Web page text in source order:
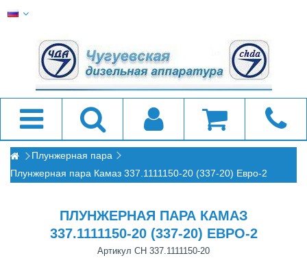
Плунжерная пара
Плунжерная пара Камаз 337.1111150-20 (337-20) Евро-2
ПЛУНЖЕРНАЯ ПАРА КАМАЗ
337.1111150-20 (337-20) ЕВРО-2
Артикул CH 337.1111150-20